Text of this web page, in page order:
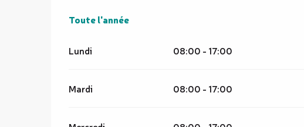
Toute l'année
Toute l'année
Lundi 08:00 - 17:00
Mardi 08:00 - 17:00